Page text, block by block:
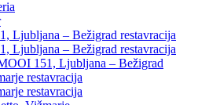
151, Ljubljana – Bežigrad